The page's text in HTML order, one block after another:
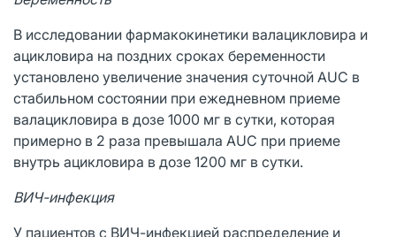
В исследовании фармакокинетики валацикловира и
ацикловира на поздних сроках беременности
установлено увеличение значения суточной AUC в
стабильном состоянии при ежедневном приеме
валацикловира в дозе 1000 мг в сутки, которая
примерно в 2 раза превышала AUC при приеме
внутрь ацикловира в дозе 1200 мг в сутки.
ВИЧ-инфекция
У пациентов с ВИЧ-инфекцией распределение и